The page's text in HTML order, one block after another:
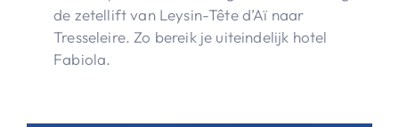
de zetellift van Leysin-Tête d’Aï naar
Tresseleire. Zo bereik je uiteindelijk hotel
Fabiola.